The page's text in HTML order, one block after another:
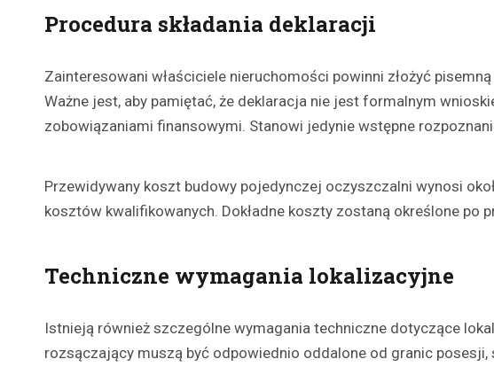
Procedura składania deklaracji
Zainteresowani właściciele nieruchomości powinni złożyć
Ważne jest, aby pamiętać, że deklaracja nie jest formalnym
zobowiązaniami finansowymi. Stanowi jedynie wstępne
Przewidywany koszt budowy pojedynczej oczyszczalni wynosi
kosztów kwalifikowanych. Dokładne koszty zostaną określone po
Techniczne wymagania lokalizacyjne
Istnieją również szczególne wymagania techniczne dotyczące
rozsączający muszą być odpowiednio oddalone od granic